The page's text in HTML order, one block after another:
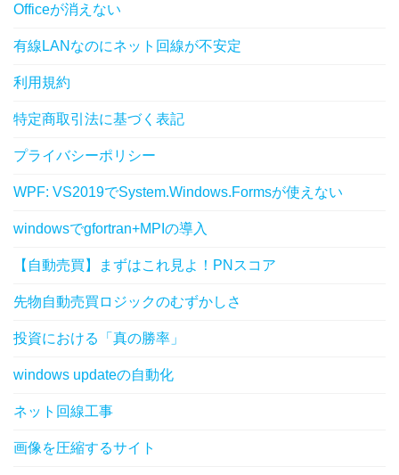
Officeが消えない
有線LANなのにネット回線が不安定
利用規約
特定商取引法に基づく表記
プライバシーポリシー
WPF: VS2019でSystem.Windows.Formsが使えない
windowsでgfortran+MPIの導入
【自動売買】まずはこれ見よ！PNスコア
先物自動売買ロジックのむずかしさ
投資における「真の勝率」
windows updateの自動化
ネット回線工事
画像を圧縮するサイト